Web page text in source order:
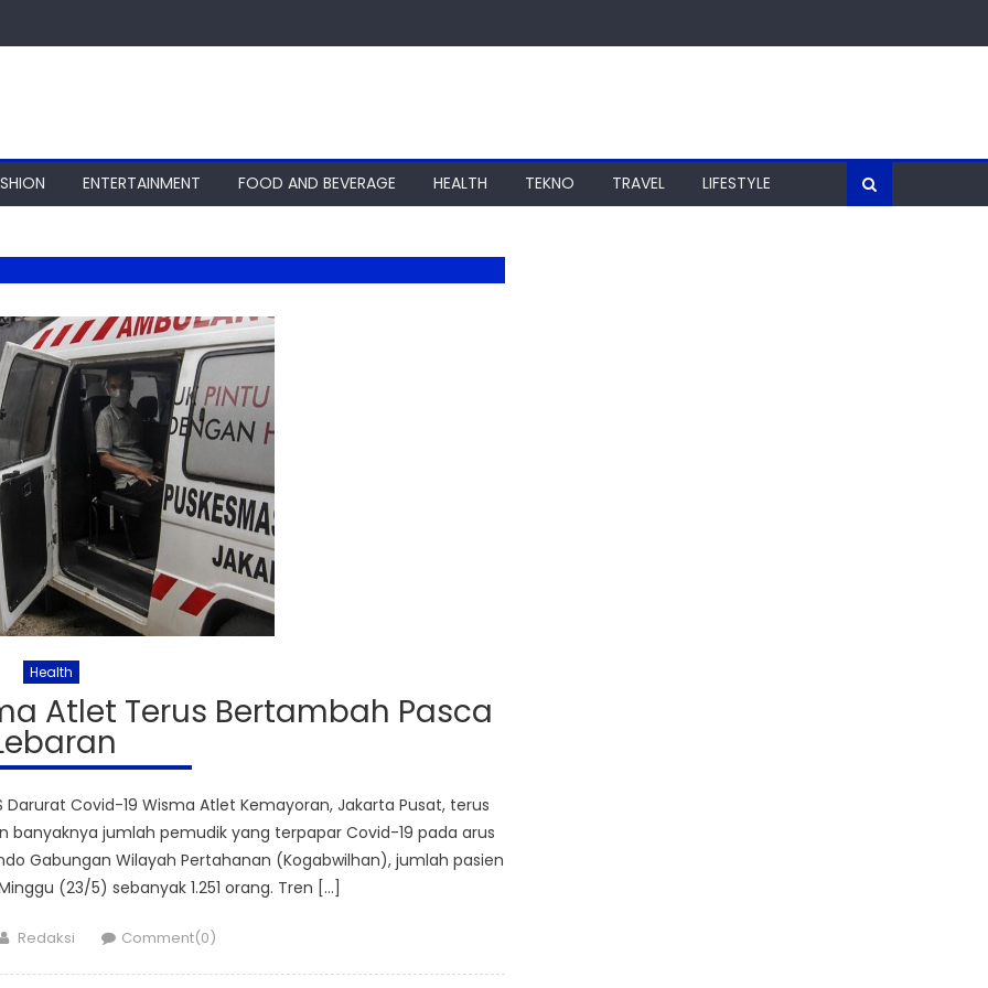
ENTERTAINMENT FOOD AND BEVERAGE HEALTH TEKNO TRAVEL LIFESTYLE
Health
Atlet Terus Bertambah Pasca
Darurat Covid-19 Wisma Atlet Kemayoran, Jakarta Pusat, terus
jumlah pemudik yang terpapar Covid-19 pada arus
Gabungan Wilayah Pertahanan (Kogabwilhan), jumlah pasien
(23/5) sebanyak 1.251 orang. Tren […]
Author
Redaksi Comment(0)